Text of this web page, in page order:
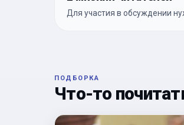
Для участия в обсуждении
ПОДБОРКА
Что-то